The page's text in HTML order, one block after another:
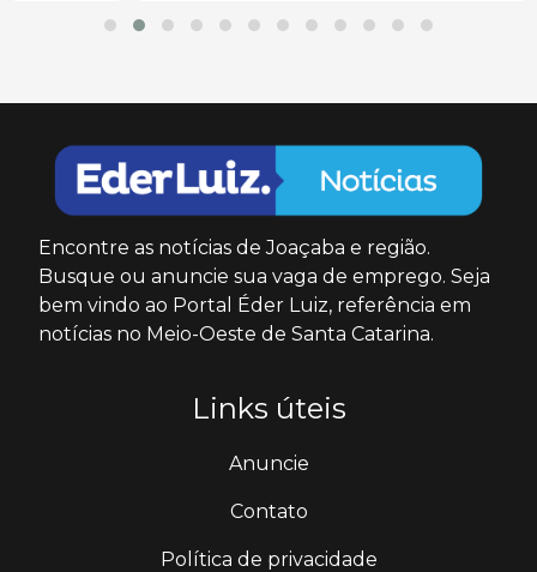
Encontre as notícias de Joaçaba e região.
Busque ou anuncie sua vaga de emprego. Seja
bem vindo ao Portal Éder Luiz, referência em
notícias no Meio-Oeste de Santa Catarina.
Links úteis
Anuncie
Contato
Política de privacidade